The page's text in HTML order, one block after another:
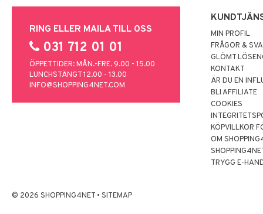
RING ELLER MAILA TILL OSS
031 712 01 01
ÖPPETTIDER: MÅN.-FRE. 9.00 - 15.00
LUNCHSTÄNGT 12.00 - 13.00
INFO@SHOPPING4NET.COM
MIN PROFIL
FRÅGOR &
GLÖMT
KONTAKT
ÄR DU EN
BLI AFFILIATE
COOKIES
KÖPVILLKOR
OM
TRYGG E-
© 2026 SHOPPING4NET • SITEMAP